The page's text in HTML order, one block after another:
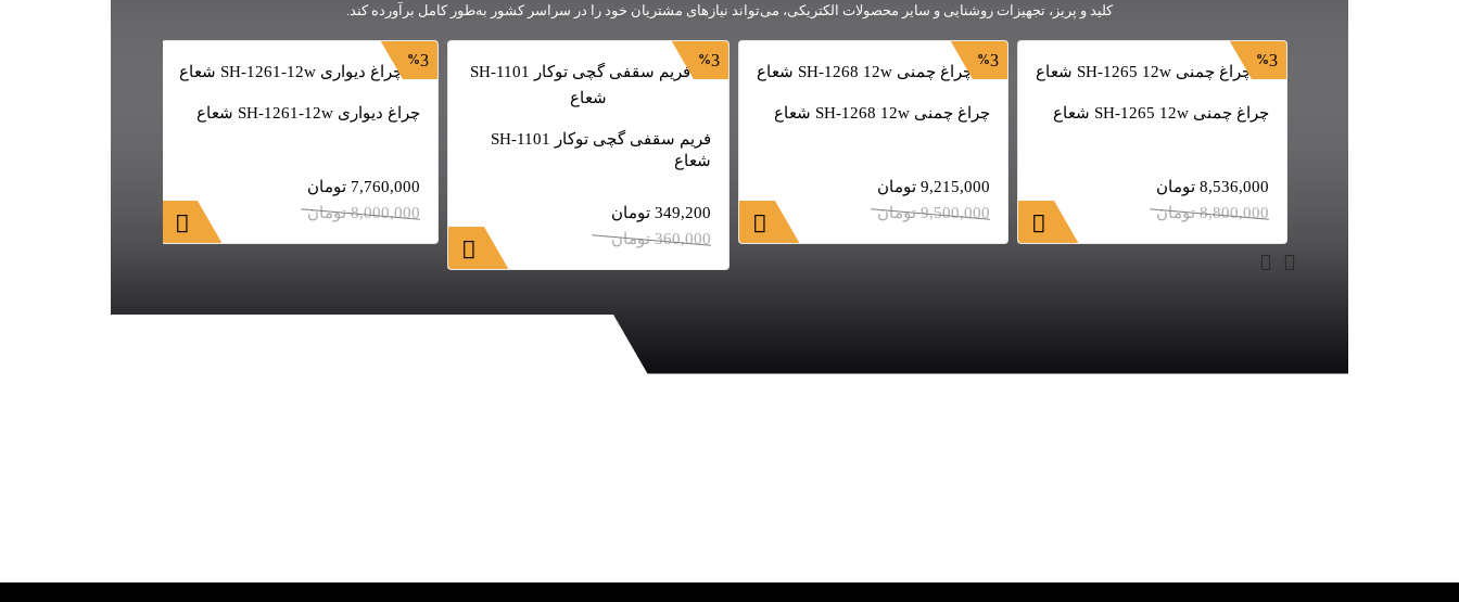
کلید و پریز، تجهیزات روشنایی و سایر محصولات الکتریکی، می‌تواند نیازهای مشتریان خود را در سراسر کشور به‌طور کامل برآورده کند.
3
چراغ چمنی SH-1265 12w شعاع
8,536,000 تومان
8,800,000 تومان
3
چراغ چمنی SH-1268 12w شعاع
9,215,000 تومان
9,500,000 تومان
3
فریم سقفی گچی توکار SH-1101
شعاع
349,200 تومان
360,000 تومان
3
چراغ دیواری SH-1261-12w شعاع
7,760,000 تومان
8,000,000 تومان